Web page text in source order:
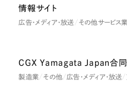
情報サイト
広告・メディア・放送 その他サービス業
CGX Yamagata Japan合同
製造業 その他 広告・メディア・放送